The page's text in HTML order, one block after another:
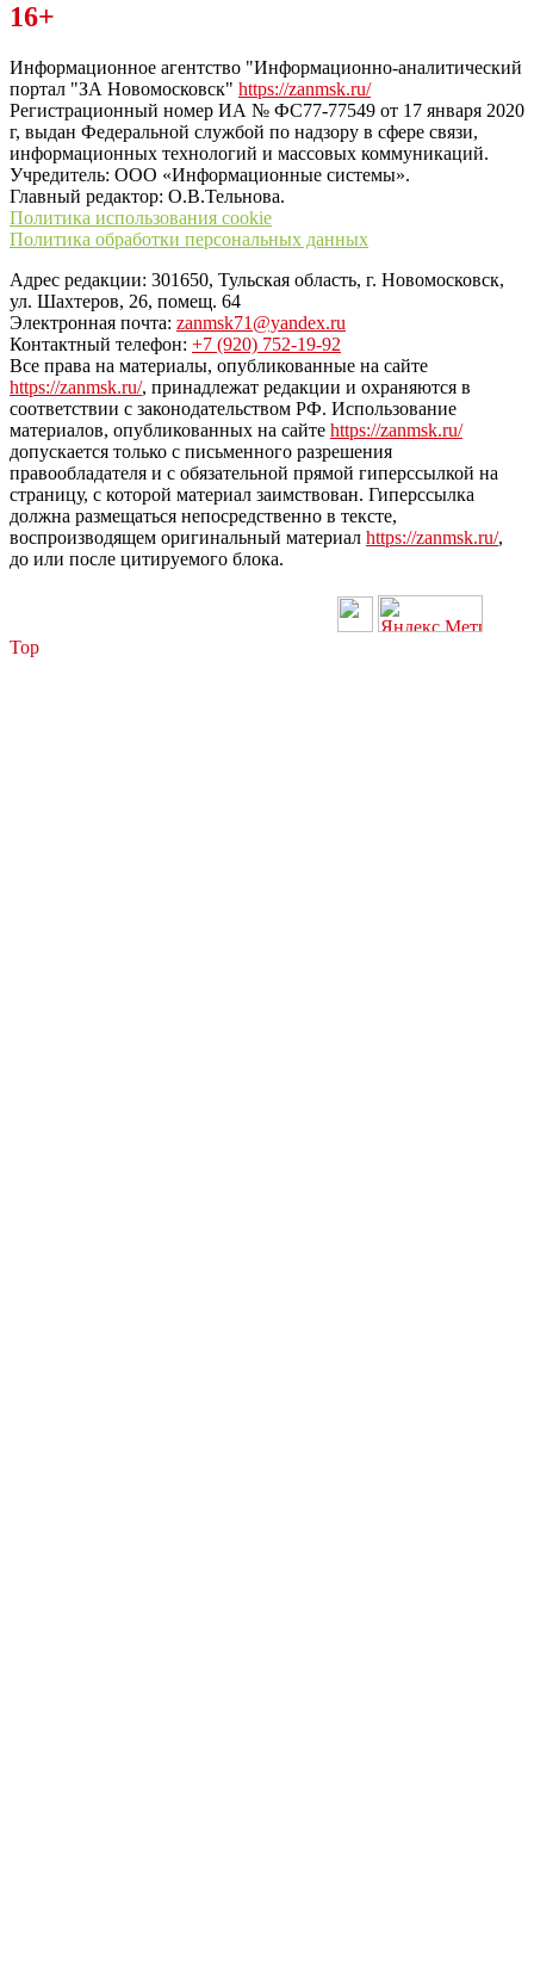
Читайте последние новости дня в Тульской области на сайте
16+
Информационное агентство "Информационно-аналитический
портал "ЗА Новомосковск" https://zanmsk.ru/
Регистрационный номер ИА № ФС77-77549 от 17 января 2020
г, выдан Федеральной службой по надзору в сфере связи,
информационных технологий и массовых коммуникаций.
Учредитель: ООО «Информационные системы».
Главный редактор: О.В.Тельнова.
Политика использования cookie
Политика обработки персональных данных
Адрес редакции: 301650, Тульская область, г. Новомосковск,
ул. Шахтеров, 26, помещ. 64
Электронная почта: zanmsk71@yandex.ru
Контактный телефон: +7 (920) 752-19-92
Все права на материалы, опубликованные на сайте
https://zanmsk.ru/, принадлежат редакции и охраняются в
соответствии с законодательством РФ. Использование
материалов, опубликованных на сайте https://zanmsk.ru/
допускается только с письменного разрешения
правообладателя и с обязательной прямой гиперссылкой на
страницу, с которой материал заимствован. Гиперссылка
должна размещаться непосредственно в тексте,
воспроизводящем оригинальный материал https://zanmsk.ru/,
до или после цитируемого блока.
Top